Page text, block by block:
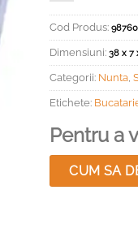
Cod Produs:
Dimensiuni: 38 x 7
Categorii: Nunta
Etichete:
Pentru a
CUM SA